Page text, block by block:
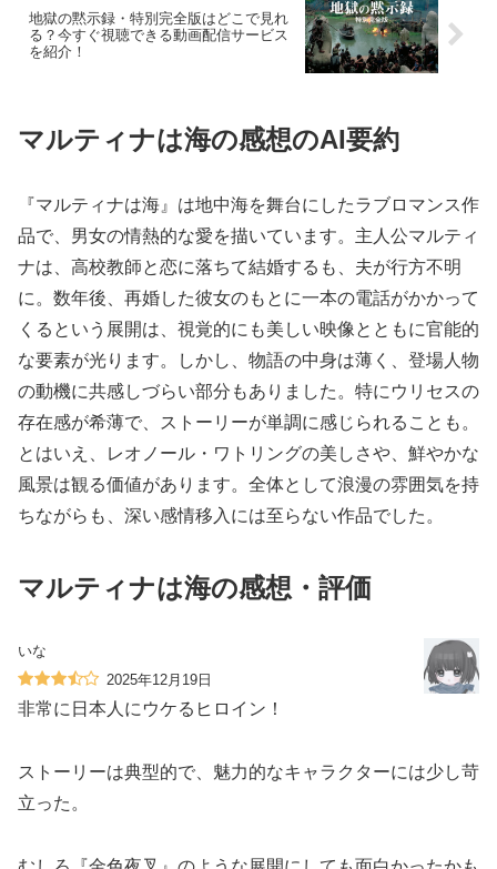
地獄の黙示録・特別完全版はどこで見れ
る？今すぐ視聴できる動画配信サービス
を紹介！
マルティナは海の感想のAI要約
『マルティナは海』は地中海を舞台にしたラブロマンス作
品で、男女の情熱的な愛を描いています。主人公マルティ
ナは、高校教師と恋に落ちて結婚するも、夫が行方不明
に。数年後、再婚した彼女のもとに一本の電話がかかって
くるという展開は、視覚的にも美しい映像とともに官能的
な要素が光ります。しかし、物語の中身は薄く、登場人物
の動機に共感しづらい部分もありました。特にウリセスの
存在感が希薄で、ストーリーが単調に感じられることも。
とはいえ、レオノール・ワトリングの美しさや、鮮やかな
風景は観る価値があります。全体として浪漫の雰囲気を持
ちながらも、深い感情移入には至らない作品でした。
マルティナは海の感想・評価
いな
2025年12月19日
非常に日本人にウケるヒロイン！
ストーリーは典型的で、魅力的なキャラクターには少し苛
立った。